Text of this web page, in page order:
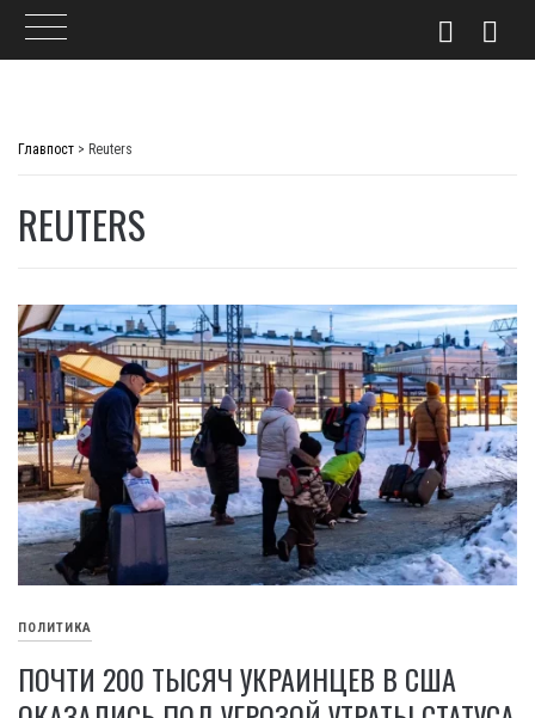
Главпост > Reuters
REUTERS
ПОЛИТИКА
ПОЧТИ 200 ТЫСЯЧ УКРАИНЦЕВ В США